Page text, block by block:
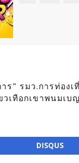
ร" รมว.การท่องเ
วเทือกเขาพนมเบ
DISQUS